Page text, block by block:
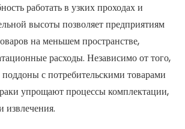
работать в узких проходах и
высоты позволяет предприятиям
на меньшем пространстве,
расходы. Независимо от того,
с потребительскими товарами
упрощают процессы комплектации,
извлечения.